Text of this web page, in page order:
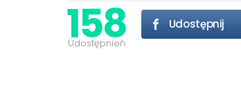
158
Udostępnień
Udostępnij